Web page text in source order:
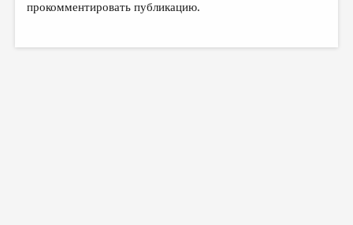
прокомментировать публикацию.